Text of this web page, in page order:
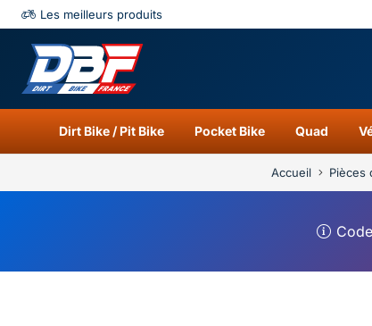
Les meilleurs produits
Dirt Bike / Pit Bike Pocket Bike Quad
Accueil Pièces
Catégories